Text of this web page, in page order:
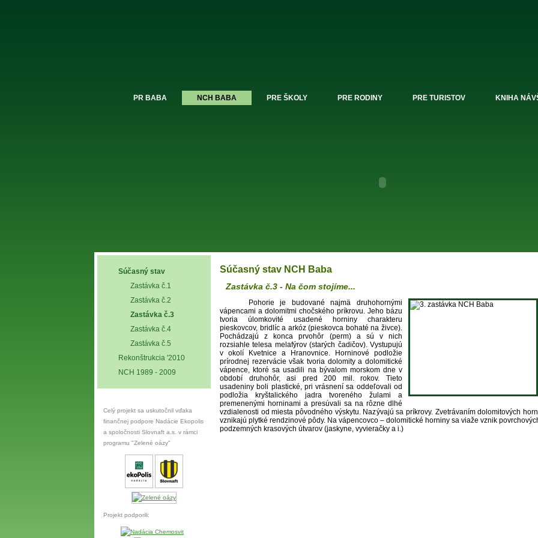
PR BABA NCH BABA PRE ŠKOLY PRE RODINY PRE TURISTOV KNIHA
Súčasný stav
Zastávka č.1
Zastávka č.2
Zastávka č.3
Zastávka č.4
Zastávka č.5
Rekonštrukcia '2010
NCH 1989 - 2009
Celý projekt sa uskutočnil vďaka
finančnej podpore Nadácie Ekopolis
a spoločnosti Slovnaft a.s. v rámci
programu "Zelené oázy"
Projekt podporili:
Súčasný stav NCH Baba
Zastávka č.3 - Na čom stojíme...
Pohorie je budované najmä druhohornými
vápencami a dolomitmi chočského príkrovu. Jeho bázu
tvoria úlomkovité usadené horniny charakteru
pieskovcov, bridlíc a arkóz (pieskovca bohaté na živce).
Pochádzajú z konca prvohôr (perm) a sú v nich
rozsiahle telesa melafýrov (starých čadičov). Vystupujú
v okolí Kvetnice a Hranovnice. Horninové podložie
prírodnej rezervácie však tvoria dolomity a dolomitické
vápence, ktoré sa usadili na bývalom morskom dne v
období druhohôr, asi pred 200 mil. rokov. Tieto
usadeniny boli plastické, pri vrásnení sa oddeľovali od
podložia kryštalického jadra tvoreného žulami a
premenenými horninami a presúvali sa na rôzne dlhé
vzdialenosti od miesta pôvodného výskytu. Nazývajú sa príkrovy. Zvetrávaním dolomitových
vznikajú plytké rendzinové pôdy. Na vápencovco – dolomitické horniny sa viaže vznik
podzemných krasových útvarov (jaskyne, vyvieračky a i.)